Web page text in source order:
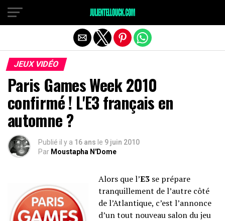
JEUX VIDÉO
Paris Games Week 2010
confirmé ! L'E3 français en
automne ?
Publié il y a 16 ans le 9 juin 2010
Par Moustapha N'Dome
Alors que l’E3 se prépare
tranquillement de l’autre côté
de l’Atlantique, c’est l’annonce
d’un tout nouveau salon du jeu